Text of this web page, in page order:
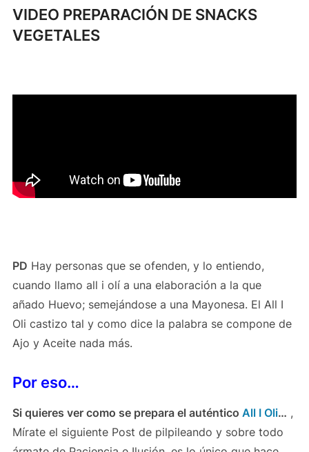
VIDEO PREPARACIÓN DE SNACKS
VEGETALES
PD Hay personas que se ofenden, y lo entiendo,
cuando llamo all i olí a una elaboración a la que
añado Huevo; semejándose a una Mayonesa. El All I
Oli castizo tal y como dice la palabra se compone de
Ajo y Aceite nada más.
Por eso…
Si quieres ver como se prepara el auténtico All I Oli… ,
Mírate el siguiente Post de pilpileando y sobre todo